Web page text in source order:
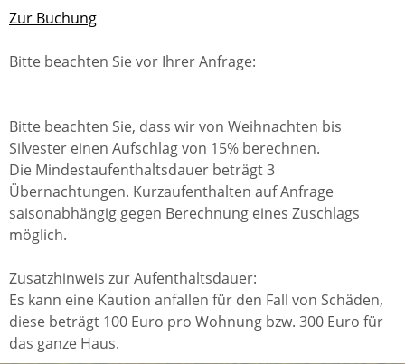
Zur Buchung
Bitte beachten Sie vor Ihrer Anfrage:
Bitte beachten Sie, dass wir von Weihnachten bis
Silvester einen Aufschlag von 15% berechnen.
Die Mindestaufenthaltsdauer beträgt 3
Übernachtungen. Kurzaufenthalten auf Anfrage
saisonabhängig gegen Berechnung eines Zuschlags
möglich.
Zusatzhinweis zur Aufenthaltsdauer:
Es kann eine Kaution anfallen für den Fall von Schäden,
diese beträgt 100 Euro pro Wohnung bzw. 300 Euro für
das ganze Haus.